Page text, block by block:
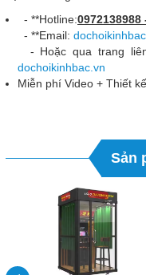
- **Hotline:0972138988
- **Email:
- Hoặc qua trang
dochoikinhbac.vn
Miễn phí Video + Thiết
Sản